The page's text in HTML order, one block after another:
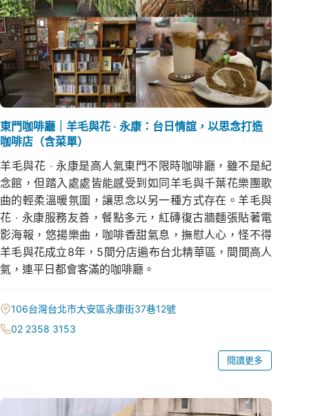
東門咖啡廳｜羊毛與花 ‧ 永康：台日情誼，以思念打造
咖啡店（含菜單）
羊毛與花 ‧ 永康是高人氣東門不限時咖啡廳，雖不是紀
念館，但踏入處處皆能感受到如同羊毛與千葉花樂團歌
曲的輕柔溫暖氛圍，讓思念以另一種方式存在。羊毛與
花 ‧ 永康服務友善，餐點多元，紅磚復古牆麵張貼著電
影海報，悠揚樂曲，咖啡香甜氣息，撫慰人心，怪不得
羊毛與花成立8年，5間分店遍布台北精華區，間間高人
氣，連平日都會客滿的咖啡廳。
106台灣台北市大安區永康街37巷12號
02 2358 3153
閱讀更多